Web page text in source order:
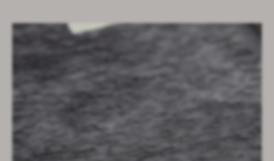
edit table and stools
root planters